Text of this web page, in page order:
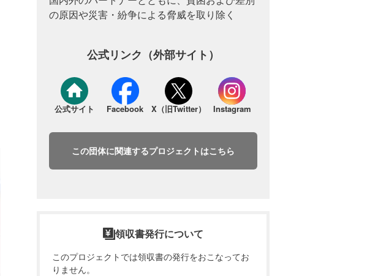
の原因や災害・紛争による脅威を取り除く
公式リンク（外部サイト）
公式サイト Facebook X（旧Twitter） Instagram
この団体に関連するプロジェクトはこちら
領収書発行について
このプロジェクトでは領収書の発行をおこなってお
りません。